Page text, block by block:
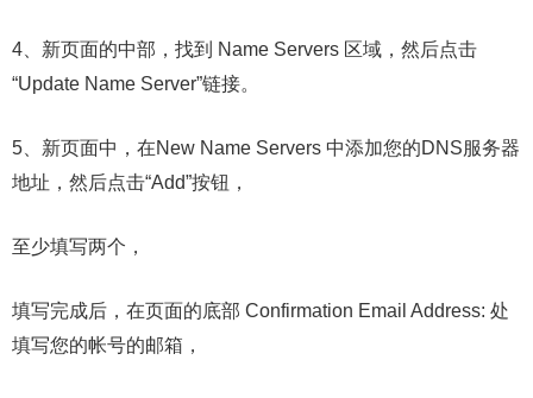
4、新页面的中部，找到 Name Servers 区域，然后点击
“Update Name Server”链接。
5、新页面中，在New Name Servers 中添加您的DNS服务器
地址，然后点击“Add”按钮，
至少填写两个，
填写完成后，在页面的底部 Confirmation Email Address: 处
填写您的帐号的邮箱，